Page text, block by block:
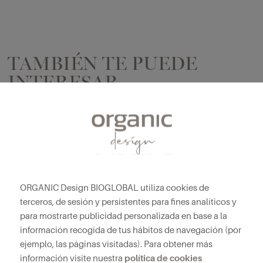
TAMBIÉN TE PUEDE
INTERESAR
ORGANIC Design BIOGLOBAL utiliza cookies de
terceros, de sesión y persistentes para fines analíticos y
para mostrarte publicidad personalizada en base a la
información recogida de tus hábitos de navegación (por
ejemplo, las páginas visitadas). Para obtener más
información visite nuestra política de cookies